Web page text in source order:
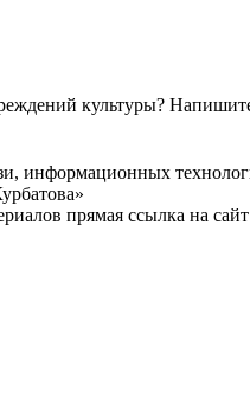
культуры?
информационных
прямая ссылка на